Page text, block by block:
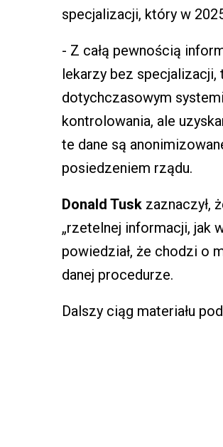
specjalizacji, który w
- Z całą pewnością
lekarzy bez
dotychczasowym
kontrolowania, ale
te dane są
posiedzeniem rządu.
Donald Tusk zaznaczył,
„rzetelnej informacji, jak
powiedział, że chodzi o
danej procedurze.
Dalszy ciąg materiału